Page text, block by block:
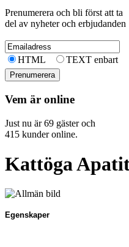
Prenumerera och bli först att ta
del av nyheter och erbjudanden
HTML TEXT enbart
Vem är online
Just nu är 69 gäster och
415 kunder online.
Kattöga
Egenskaper